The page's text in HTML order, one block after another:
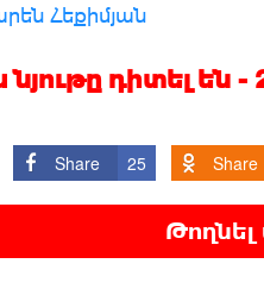
Հեքիմյան
նյութը դիտել են
Share 25 Share
Թողնել